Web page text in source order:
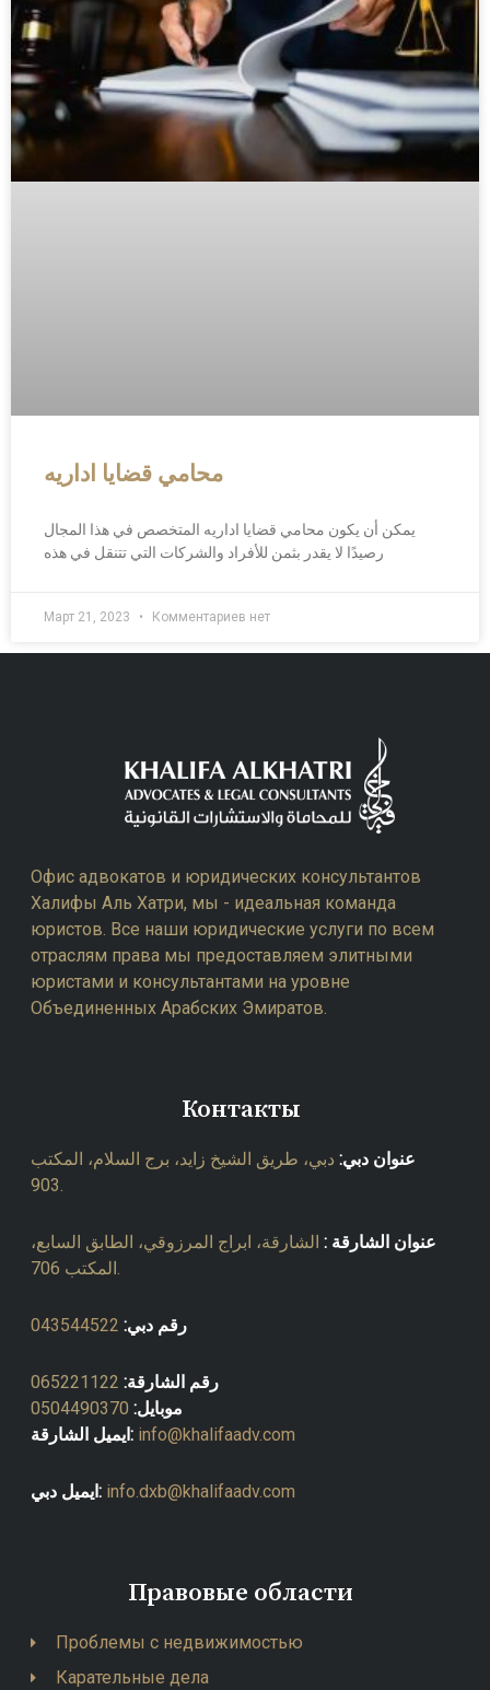
محامي قضايا اداريه
يمكن أن يكون محامي قضايا اداريه المتخصص في هذا المجال
رصيدًا لا يقدر بثمن للأفراد والشركات التي تتنقل في هذه
Март 21, 2023 Комментариев нет
Офис адвокатов и юридических консультантов
Халифы Аль Хатри, мы - идеальная команда
юристов. Все наши юридические услуги по всем
отраслям права мы предоставляем элитными
юристами и консультантами на уровне
Объединенных Арабских Эмиратов.
Контакты
عنوان دبي: دبي، طريق الشيخ زايد، برج السلام، المكتب
903.
عنوان الشارقة : الشارقة، ابراج المرزوقي، الطابق السابع،
المكتب 706.
رقم دبي: 043544522
رقم الشارقة: 065221122
موبايل: 0504490370
ايميل الشارقة: info@khalifaadv.com
ايميل دبي: info.dxb@khalifaadv.com
Правовые области
Проблемы с недвижимостью
Карательные дела